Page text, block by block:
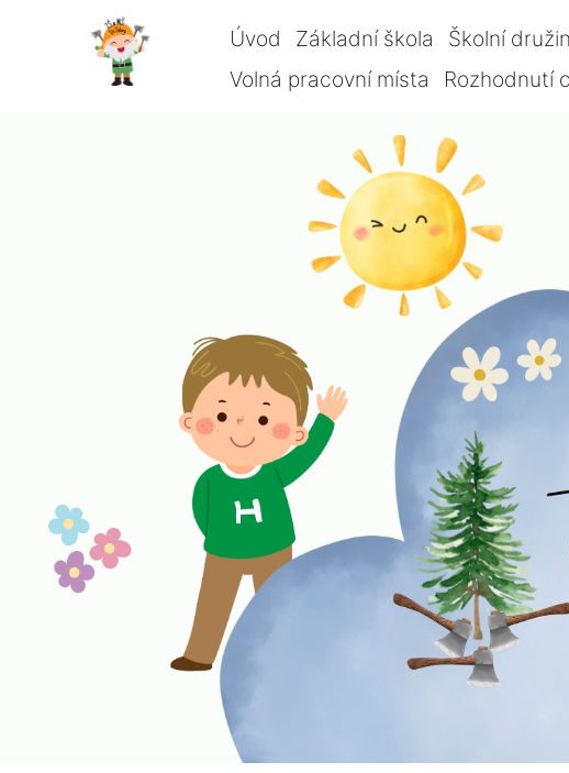
Úvod Základní škola Školní
Volná pracovní místa
Rozhodnutí